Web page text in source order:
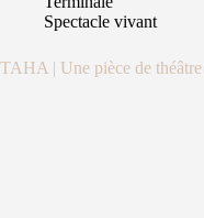
Spectacle vivant
TAHA | Une pièce de